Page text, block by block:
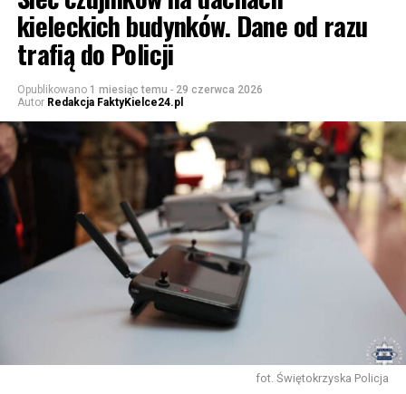
kieleckich budynków. Dane od razu
trafią do Policji
Opublikowano 1 miesiąc temu - 29 czerwca 2026
Autor Redakcja FaktyKielce24.pl
fot. Świętokrzyska Policja